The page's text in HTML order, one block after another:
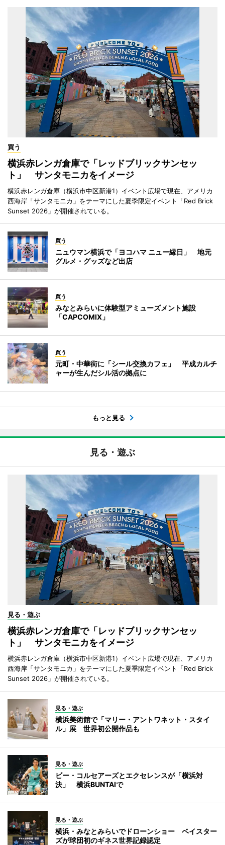
買う
横浜赤レンガ倉庫で「レッドブリックサンセッ
ト」 サンタモニカをイメージ
横浜赤レンガ倉庫（横浜市中区新港1）イベント広場で現在、アメリカ
西海岸「サンタモニカ」をテーマにした夏季限定イベント「Red Brick
Sunset 2026」が開催されている。
買う
ニュウマン横浜で「ヨコハマ ニュー縁日」 地元
グルメ・グッズなど出店
買う
みなとみらいに体験型アミューズメント施設
「CAPCOMIX」
買う
元町・中華街に「シール交換カフェ」 平成カルチ
ャーが生んだシル活の拠点に
もっと見る
見る・遊ぶ
見る・遊ぶ
横浜赤レンガ倉庫で「レッドブリックサンセッ
ト」 サンタモニカをイメージ
横浜赤レンガ倉庫（横浜市中区新港1）イベント広場で現在、アメリカ
西海岸「サンタモニカ」をテーマにした夏季限定イベント「Red Brick
Sunset 2026」が開催されている。
見る・遊ぶ
横浜美術館で「マリー・アントワネット・スタイ
ル」展 世界初公開作品も
見る・遊ぶ
ビー・コルセアーズとエクセレンスが「横浜対
決」 横浜BUNTAIで
見る・遊ぶ
横浜・みなとみらいでドローンショー ベイスター
ズが球団初のギネス世界記録認定